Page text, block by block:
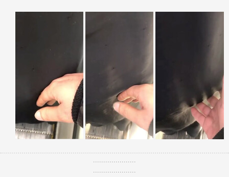
.....................
.....................